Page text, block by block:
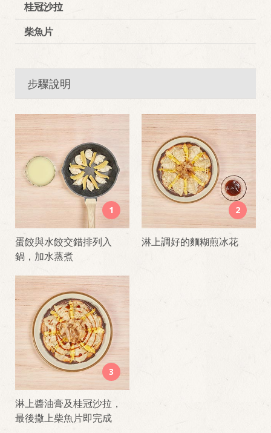
桂冠沙拉
柴魚片
步驟說明
1
蛋餃與水餃交錯排列入
鍋，加水蒸煮
2
淋上調好的麵糊煎冰花
3
淋上醬油膏及桂冠沙拉，
最後撒上柴魚片即完成